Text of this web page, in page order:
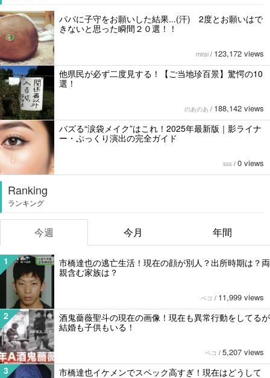
パパに子守をお願いした結果...(汗) 2度とお願いはで
きないと思った瞬間２０選！！
mirai / 123,172 views
他県民が必ず二度見する！【ご当地珍百景】驚愕の10
選！
のあのあ / 188,142 views
バズる“涙袋メイク”はこれ！2025年最新版｜影ライナ
ー・ぷっくり演出の完全ガイド
sss / 0 views
Ranking
ランキング
今週 今月 年間
1
市橋達也の逃亡生活！現在の顔が別人？出所時期は？両
親含む家族は？
ペコ / 11,999 views
2
酒鬼薔薇聖斗の現在の画像！現在も異常行動をしてるが
結婚も子供もいる！
ペコ / 5,207 views
3
市橋達也イケメンでスペック高すぎ！現在はどうして